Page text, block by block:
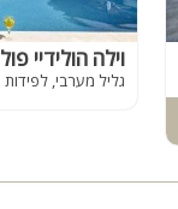
וילה הולידיי פול
גליל מערבי, לפידות